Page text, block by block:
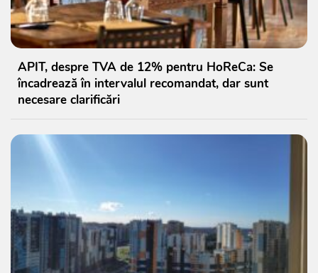
APIT, despre TVA de 12% pentru HoReCa: Se
încadrează în intervalul recomandat, dar sunt
necesare clarificări